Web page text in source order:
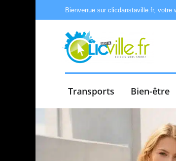
Bienvenue sur clicdanstaville.fr, votre
Transports Bien-être